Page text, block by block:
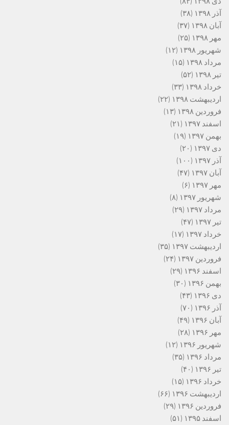
آذر ۱۳۹۸
(۳۸)
آبان ۱۳۹۸
(۳۷)
مهر ۱۳۹۸
(۲۵)
شهریور ۱۳۹۸
(۱۲)
مرداد ۱۳۹۸
(۱۵)
تیر ۱۳۹۸
(۵۲)
خرداد ۱۳۹۸
(۳۳)
اردیبهشت ۱۳۹۸
(۲۲)
فروردین ۱۳۹۸
(۱۳)
اسفند ۱۳۹۷
(۲۱)
بهمن ۱۳۹۷
(۱۹)
دی ۱۳۹۷
(۲۰)
آذر ۱۳۹۷
(۱۰۰)
آبان ۱۳۹۷
(۴۷)
مهر ۱۳۹۷
(۶)
شهریور ۱۳۹۷
(۸)
مرداد ۱۳۹۷
(۲۹)
تیر ۱۳۹۷
(۴۷)
خرداد ۱۳۹۷
(۱۷)
اردیبهشت ۱۳۹۷
(۳۵)
فروردین ۱۳۹۷
(۲۴)
اسفند ۱۳۹۶
(۲۹)
بهمن ۱۳۹۶
(۳۰)
دی ۱۳۹۶
(۴۳)
آذر ۱۳۹۶
(۷۰)
آبان ۱۳۹۶
(۴۹)
مهر ۱۳۹۶
(۲۸)
شهریور ۱۳۹۶
(۱۲)
مرداد ۱۳۹۶
(۳۵)
تیر ۱۳۹۶
(۴۰)
خرداد ۱۳۹۶
(۱۵)
اردیبهشت ۱۳۹۶
(۶۶)
فروردین ۱۳۹۶
(۲۹)
اسفند ۱۳۹۵
(۵۱)